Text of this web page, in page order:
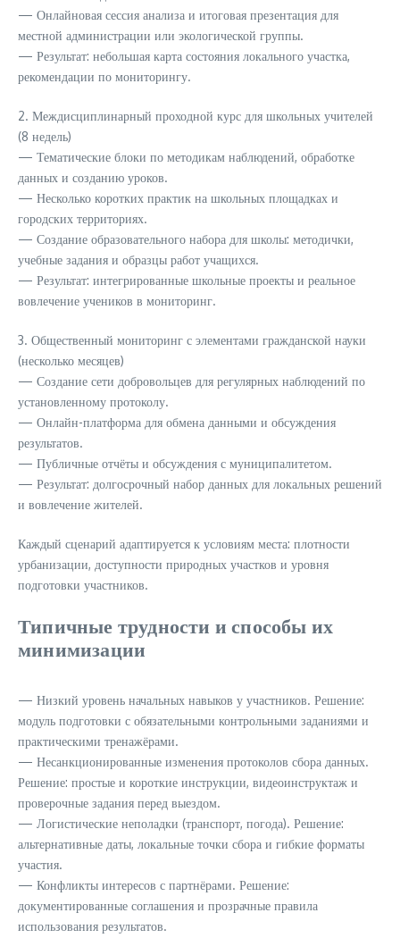
— Онлайновая сессия анализа и итоговая презентация для
местной администрации или экологической группы.
— Результат: небольшая карта состояния локального участка,
рекомендации по мониторингу.
2. Междисциплинарный проходной курс для школьных учителей
(8 недель)
— Тематические блоки по методикам наблюдений, обработке
данных и созданию уроков.
— Несколько коротких практик на школьных площадках и
городских территориях.
— Создание образовательного набора для школы: методички,
учебные задания и образцы работ учащихся.
— Результат: интегрированные школьные проекты и реальное
вовлечение учеников в мониторинг.
3. Общественный мониторинг с элементами гражданской науки
(несколько месяцев)
— Создание сети добровольцев для регулярных наблюдений по
установленному протоколу.
— Онлайн-платформа для обмена данными и обсуждения
результатов.
— Публичные отчёты и обсуждения с муниципалитетом.
— Результат: долгосрочный набор данных для локальных решений
и вовлечение жителей.
Каждый сценарий адаптируется к условиям места: плотности
урбанизации, доступности природных участков и уровня
подготовки участников.
Типичные трудности и способы их
минимизации
— Низкий уровень начальных навыков у участников. Решение:
модуль подготовки с обязательными контрольными заданиями и
практическими тренажёрами.
— Несанкционированные изменения протоколов сбора данных.
Решение: простые и короткие инструкции, видеоинструктаж и
проверочные задания перед выездом.
— Логистические неполадки (транспорт, погода). Решение:
альтернативные даты, локальные точки сбора и гибкие форматы
участия.
— Конфликты интересов с партнёрами. Решение:
документированные соглашения и прозрачные правила
использования результатов.